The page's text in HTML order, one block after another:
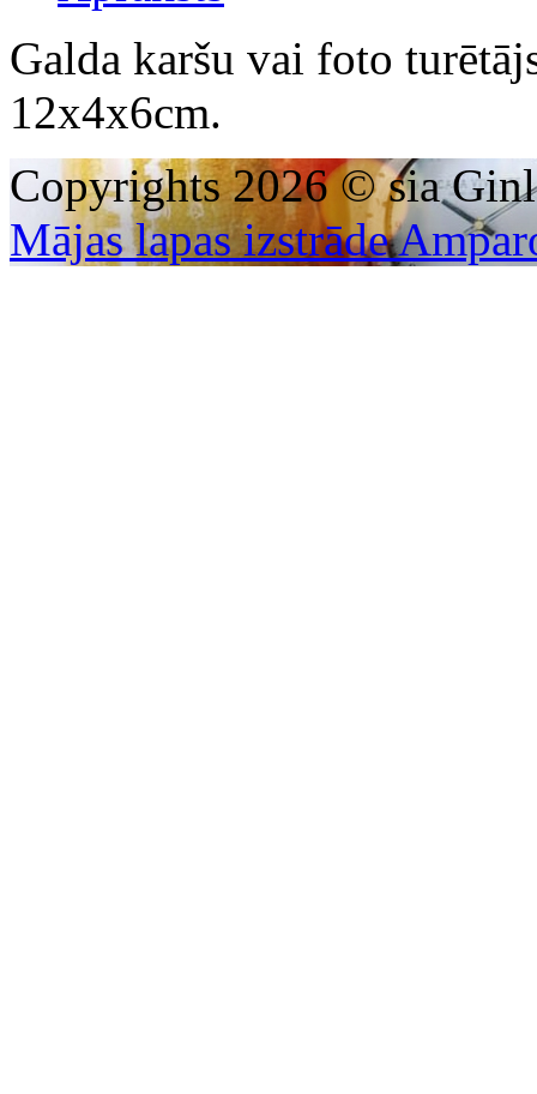
Galda karšu vai foto
12x4x6cm.
Copyrights 2026 © sia
Mājas lapas izstrāde